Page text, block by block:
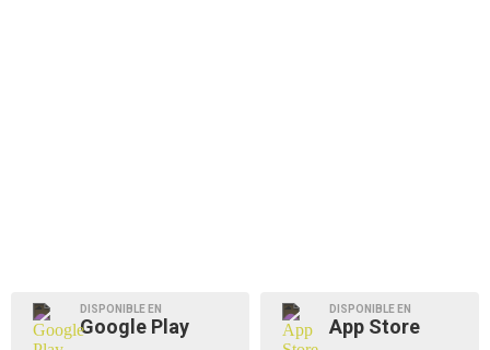
DISPONIBLE EN
Google Play
DISPONIBLE EN
App Store